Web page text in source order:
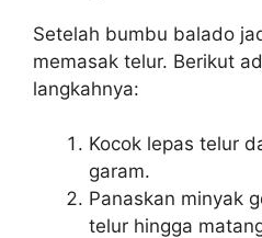
Setelah bumbu balado
memasak telur. Berikut
langkahnya:
Kocok lepas telur
garam.
Panaskan minyak
telur hingga